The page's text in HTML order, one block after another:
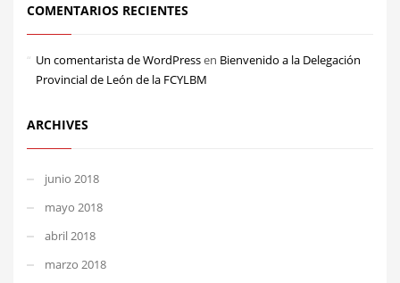
COMENTARIOS RECIENTES
Un comentarista de WordPressen Bienvenido a la Delegación
Provincial de León de la FCYLBM
ARCHIVES
junio 2018
mayo 2018
abril 2018
marzo 2018